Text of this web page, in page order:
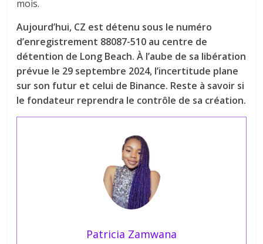
mois.
Aujourd’hui, CZ est détenu sous le numéro
d’enregistrement 88087-510 au centre de
détention de Long Beach. À l’aube de sa libération
prévue le 29 septembre 2024, l’incertitude plane
sur son futur et celui de Binance. Reste à savoir si
le fondateur reprendra le contrôle de sa création.
Patricia Zamwana